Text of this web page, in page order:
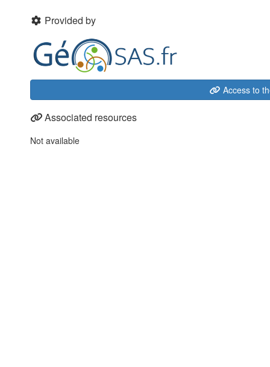
Provided by
Access to
Associated resources
Not available